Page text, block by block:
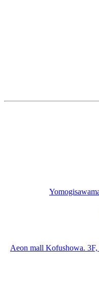
Aeon mall Kofushowa.